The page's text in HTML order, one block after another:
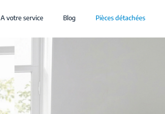
A votre service Blog Pièces détachées